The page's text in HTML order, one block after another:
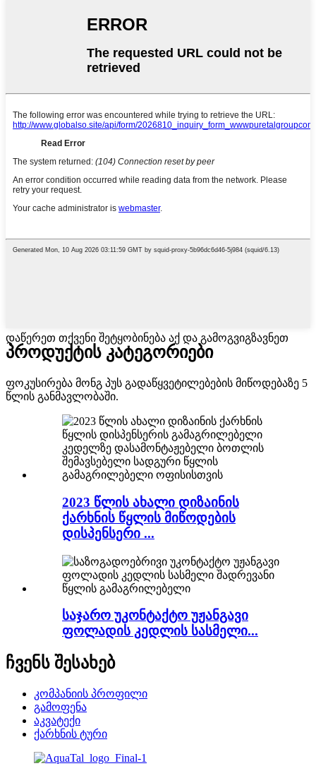
დაწერეთ თქვენი შეტყობინება აქ და გამოგვიგზავნეთ
პროდუქტის კატეგორიები
ფოკუსირება მონგ პუს გადაწყვეტილებების მიწოდებაზე 5
წლის განმავლობაში.
2023 წლის ახალი დიზაინის
ქარხნის წყლის მიწოდების
დისპენსერი ...
საჯარო უკონტაქტო უჟანგავი
ფოლადის კედლის სასმელი...
ჩვენს შესახებ
კომპანიის პროფილი
გამოფენა
აკვატექი
ქარხნის ტური